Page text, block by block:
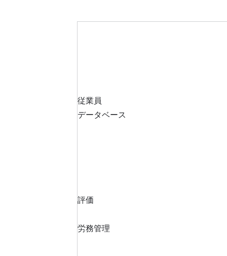
従業員
データベース
評価
労務管理